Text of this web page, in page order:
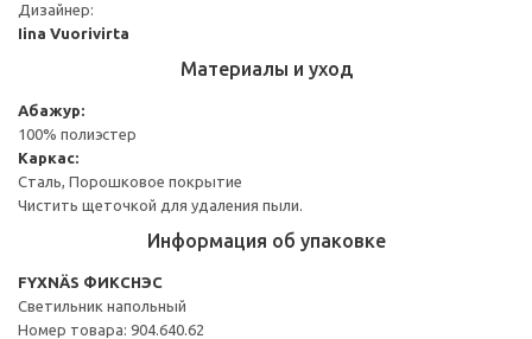
Дизайнер:
Iina Vuorivirta
Материалы и уход
Абажур:
100% полиэстер
Каркас:
Сталь, Порошковое покрытие
Чистить щеточкой для удаления пыли.
Информация об упаковке
FYXNÄS ФИКСНЭС
Светильник напольный
Номер товара: 904.640.62